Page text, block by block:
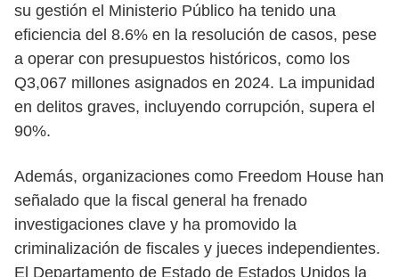
su gestión el Ministerio Público ha tenido una
eficiencia del 8.6% en la resolución de casos, pese
a operar con presupuestos históricos, como los
Q3,067 millones asignados en 2024. La impunidad
en delitos graves, incluyendo corrupción, supera el
90%.
Además, organizaciones como Freedom House han
señalado que la fiscal general ha frenado
investigaciones clave y ha promovido la
criminalización de fiscales y jueces independientes.
El Departamento de Estado de Estados Unidos la